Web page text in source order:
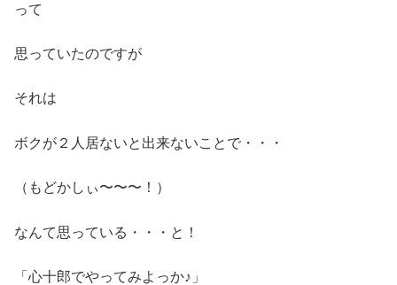
って
思っていたのですが
それは
ボクが２人居ないと出来ないことで・・・
（もどかしぃ〜〜〜！）
なんて思っている・・・と！
「心十郎でやってみよっか♪」